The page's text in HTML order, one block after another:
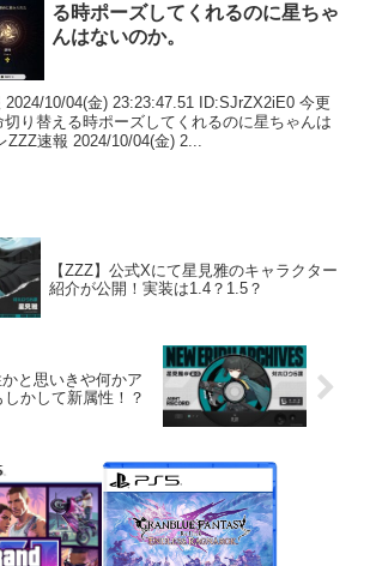
る時ポーズしてくれるのに星ちゃ
んはないのか。
10/04(金) 23:23:47.51 ID:SJrZX2iE0 今更
り替える時ポーズしてくれるのに星ちゃんは
ZZZ速報 2024/10/04(金) 2...
【ZZZ】公式Xにて星見雅のキャラクター
紹介が公開！実装は1.4？1.5？
かと思いきや何かア
かして新属性！？